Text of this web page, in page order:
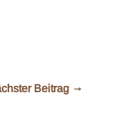
Beitrag →